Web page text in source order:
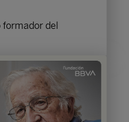
formador del